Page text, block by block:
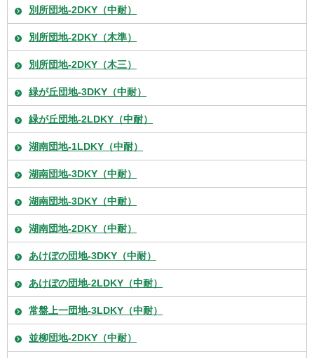
別所団地-2DKY（中耐）
別所団地-2DKY（木準）
別所団地-2DKY（木三）
緑が丘団地-3DKY（中耐）
緑が丘団地-2LDKY（中耐）
湖南団地-1LDKY（中耐）
湖南団地-3DKY（中耐）
湖南団地-3DKY（中耐）
湖南団地-2DKY（中耐）
あけぼの団地-3DKY（中耐）
あけぼの団地-2LDKY（中耐）
常盤上一団地-3LDKY（中耐）
並柳団地-2DKY（中耐）